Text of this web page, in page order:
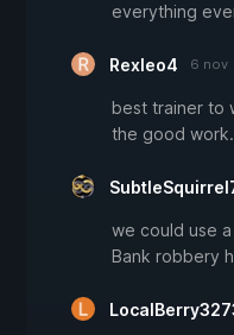
everything
Rexleo4 6 nov
best trainer to
the good
we could use
Bank robbery